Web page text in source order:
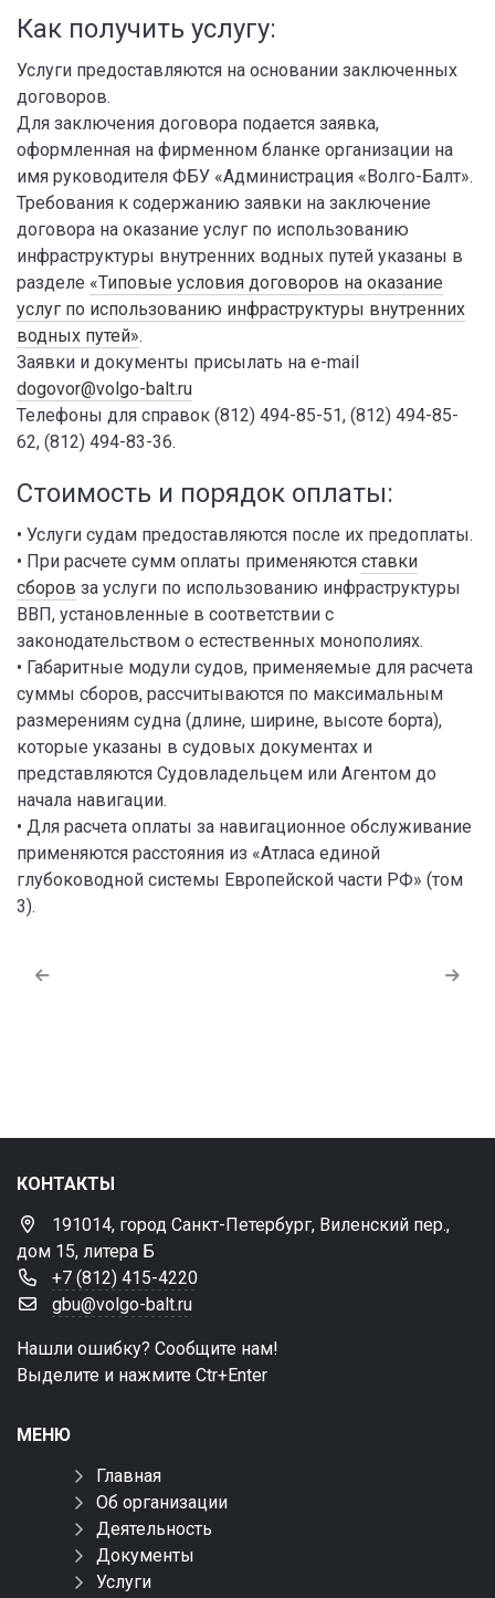
Как получить услугу:
Услуги предоставляются на основании заключенных
договоров.
Для заключения договора подается заявка,
оформленная на фирменном бланке организации на
имя руководителя ФБУ «Администрация «Волго-Балт».
Требования к содержанию заявки на заключение
договора на оказание услуг по использованию
инфраструктуры внутренних водных путей указаны в
разделе «Типовые условия договоров на оказание
услуг по использованию инфраструктуры внутренних
водных путей».
Заявки и документы присылать на e-mail
dogovor@volgo-balt.ru
Телефоны для справок (812) 494-85-51, (812) 494-85-
62, (812) 494-83-36.
Стоимость и порядок оплаты:
• Услуги судам предоставляются после их предоплаты.
• При расчете сумм оплаты применяются ставки
сборов за услуги по использованию инфраструктуры
ВВП, установленные в соответствии с
законодательством о естественных монополиях.
• Габаритные модули судов, применяемые для расчета
суммы сборов, рассчитываются по максимальным
размерениям судна (длине, ширине, высоте борта),
которые указаны в судовых документах и
представляются Судовладельцем или Агентом до
начала навигации.
• Для расчета оплаты за навигационное обслуживание
применяются расстояния из «Атласа единой
глубоководной системы Европейской части РФ» (том
3).
КОНТАКТЫ
191014, город Санкт-Петербург, Виленский пер.,
дом 15, литера Б
+7 (812) 415-4220
gbu@volgo-balt.ru
Нашли ошибку? Сообщите нам!
Выделите и нажмите Ctr+Enter
МЕНЮ
Главная
Об организации
Деятельность
Документы
Услуги